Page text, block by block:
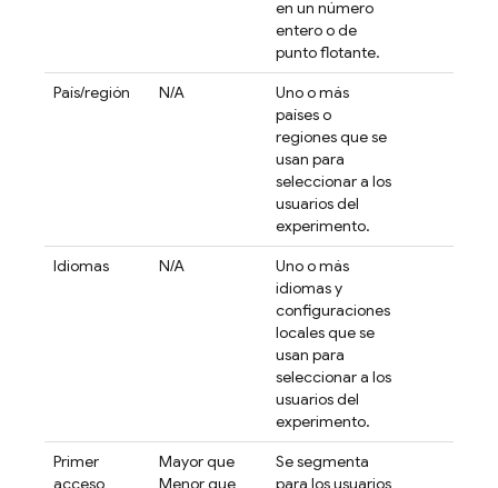
en un número
entero o de
punto flotante.
País/región N/A
Uno o más
países o
regiones que se
usan para
seleccionar a los
usuarios del
experimento.
Idiomas
N/A
Uno o más
idiomas y
configuraciones
locales que se
usan para
seleccionar a los
usuarios del
experimento.
Primer
acceso
Mayor que
Menor que
Se segmenta
para los usuarios